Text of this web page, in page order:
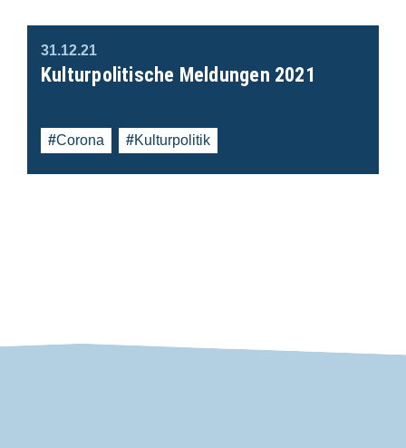
31.12.21
Kulturpolitische Meldungen 2021
Corona Kulturpolitik